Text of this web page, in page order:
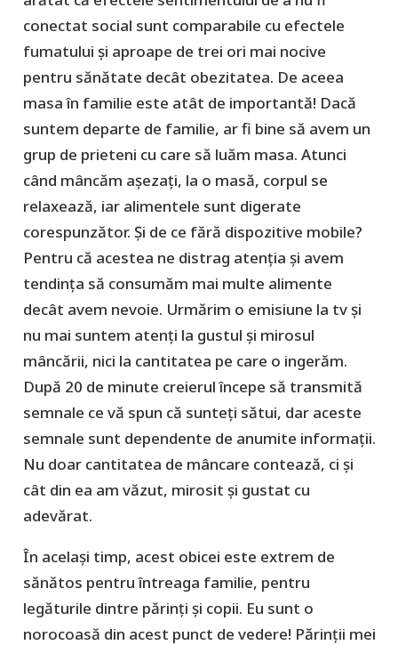
conectat social sunt comparabile cu efectele
fumatului și aproape de trei ori mai nocive
pentru sănătate decât obezitatea. De aceea
masa în familie este atât de importantă! Dacă
suntem departe de familie, ar fi bine să avem un
grup de prieteni cu care să luăm masa. Atunci
când mâncăm așezați, la o masă, corpul se
relaxează, iar alimentele sunt digerate
corespunzător. Și de ce fără dispozitive mobile?
Pentru că acestea ne distrag atenția și avem
tendința să consumăm mai multe alimente
decât avem nevoie. Urmărim o emisiune la tv și
nu mai suntem atenți la gustul și mirosul
mâncării, nici la cantitatea pe care o ingerăm.
După 20 de minute creierul începe să transmită
semnale ce vă spun că sunteți sătui, dar aceste
semnale sunt dependente de anumite informații.
Nu doar cantitatea de mâncare contează, ci și
cât din ea am văzut, mirosit și gustat cu
adevărat.
În același timp, acest obicei este extrem de
sănătos pentru întreaga familie, pentru
legăturile dintre părinți și copii. Eu sunt o
norocoasă din acest punct de vedere! Părinții mei